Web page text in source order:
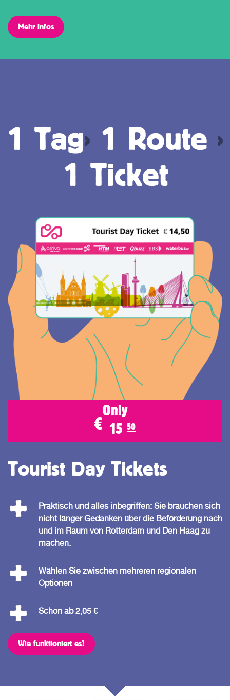
Mehr Infos
1 Tag› 1 Route ›
1 Ticket
Only
€ 15 50
Tourist Day Tickets
Praktisch und alles inbegriffen: Sie brauchen sich
nicht länger Gedanken über die Beförderung nach
und im Raum von Rotterdam und Den Haag zu
machen.
Wählen Sie zwischen mehreren regionalen
Optionen
Schon ab 2,05 €
Wie funktioniert es?